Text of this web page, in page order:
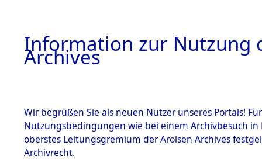
Information zur Nutzung
Archives
Wir begrüßen Sie als neuen Nutzer unseres Portals!
Nutzungsbedingungen wie bei einem Archivbesuch
oberstes Leitungsgremium der Arolsen Archives
Archivrecht.